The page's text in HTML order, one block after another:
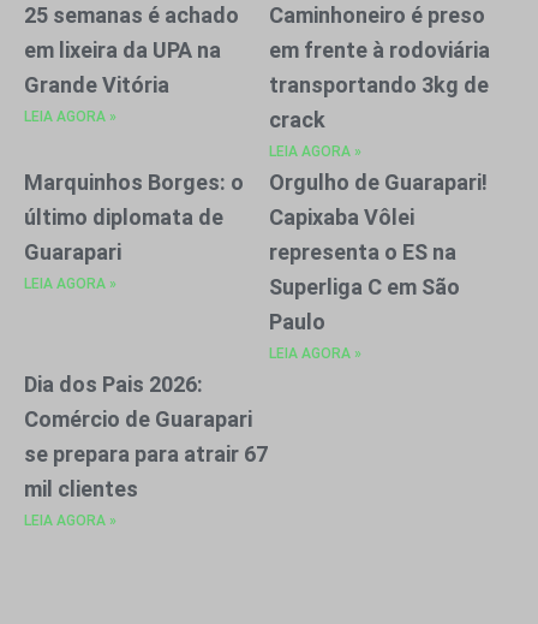
25 semanas é achado
em lixeira da UPA na
Grande Vitória
LEIA AGORA »
Caminhoneiro é preso
em frente à rodoviária
transportando 3kg de
crack
LEIA AGORA »
Marquinhos Borges: o
último diplomata de
Guarapari
LEIA AGORA »
Orgulho de Guarapari!
Capixaba Vôlei
representa o ES na
Superliga C em São
Paulo
LEIA AGORA »
Dia dos Pais 2026:
Comércio de Guarapari
se prepara para atrair 67
mil clientes
LEIA AGORA »